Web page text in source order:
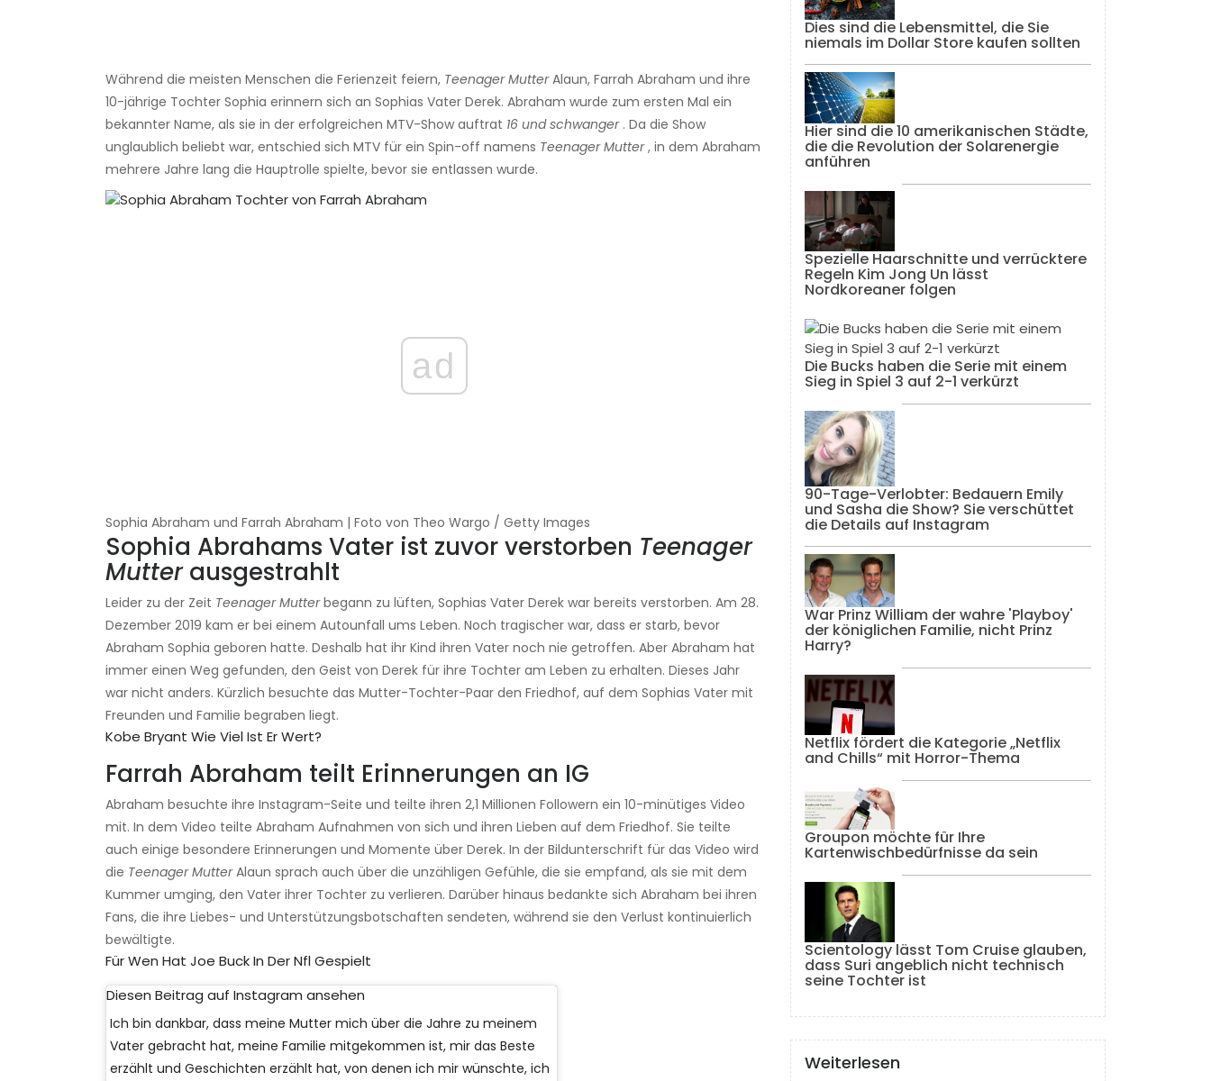
Während die meisten Menschen die Ferienzeit feiern, Teenager MutterAlaun, Farrah Abraham und ihre
10-jährige Tochter Sophia erinnern sich an Sophias Vater Derek. Abraham wurde zum ersten Mal ein
bekannter Name, als sie in der erfolgreichen MTV-Show auftrat 16 und schwanger. Da die Show
unglaublich beliebt war, entschied sich MTV für ein Spin-off namens Teenager Mutter, in dem Abraham
mehrere Jahre lang die Hauptrolle spielte, bevor sie entlassen wurde.
ad
Sophia Abraham und Farrah Abraham | Foto von Theo Wargo / Getty Images
Sophia Abrahams Vater ist zuvor verstorben Teenager
Mutterausgestrahlt
Leider zu der Zeit Teenager Mutterbegann zu lüften, Sophias Vater Derek war bereits verstorben. Am 28.
Dezember 2019 kam er bei einem Autounfall ums Leben. Noch tragischer war, dass er starb, bevor
Abraham Sophia geboren hatte. Deshalb hat ihr Kind ihren Vater noch nie getroffen. Aber Abraham hat
immer einen Weg gefunden, den Geist von Derek für ihre Tochter am Leben zu erhalten. Dieses Jahr
war nicht anders. Kürzlich besuchte das Mutter-Tochter-Paar den Friedhof, auf dem Sophias Vater mit
Freunden und Familie begraben liegt.
Kobe ​​bryant Wie Viel Ist Er Wert?
Farrah Abraham teilt Erinnerungen an IG
Abraham besuchte ihre Instagram-Seite und teilte ihren 2,1 Millionen Followern ein 10-minütiges Video
mit. In dem Video teilte Abraham Aufnahmen von sich und ihren Lieben auf dem Friedhof. Sie teilte
auch einige besondere Erinnerungen und Momente über Derek. In der Bildunterschrift für das Video wird
die Teenager MutterAlaun sprach auch über die unzähligen Gefühle, die sie empfand, als sie mit dem
Kummer umging, den Vater ihrer Tochter zu verlieren. Darüber hinaus bedankte sich Abraham bei ihren
Fans, die ihre Liebes- und Unterstützungsbotschaften sendeten, während sie den Verlust kontinuierlich
bewältigte.
Für Wen Hat Joe Buck In Der Nfl Gespielt
Diesen Beitrag auf Instagram ansehen
Ich bin dankbar, dass meine Mutter mich über die Jahre zu meinem
Vater gebracht hat, meine Familie mitgekommen ist, mir das Beste
erzählt und Geschichten erzählt hat, von denen ich mir wünschte, ich
Dies sind die Lebensmittel, die Sie
niemals im Dollar Store kaufen sollten
Hier sind die 10 amerikanischen Städte,
die die Revolution der Solarenergie
anführen
Spezielle Haarschnitte und verrücktere
Regeln Kim Jong Un lässt
Nordkoreaner folgen
Die Bucks haben die Serie mit einem
Sieg in Spiel 3 auf 2-1 verkürzt
90-Tage-Verlobter: Bedauern Emily
und Sasha die Show? Sie verschüttet
die Details auf Instagram
War Prinz William der wahre 'Playboy'
der königlichen Familie, nicht Prinz
Harry?
Netflix fördert die Kategorie „Netflix
and Chills“ mit Horror-Thema
Groupon möchte für Ihre
Kartenwischbedürfnisse da sein
Scientology lässt Tom Cruise glauben,
dass Suri angeblich nicht technisch
seine Tochter ist
Weiterlesen